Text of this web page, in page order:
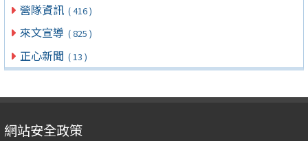
營隊資訊 ( 416 )
來文宣導 ( 825 )
正心新聞 ( 13 )
網站安全政策